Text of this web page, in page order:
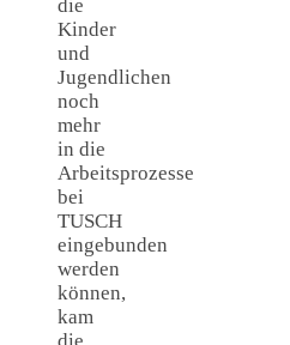
die
Kinder
und
Jugendlichen
noch
mehr
in die
Arbeitsprozesse
bei
TUSCH
eingebunden
werden
können,
kam